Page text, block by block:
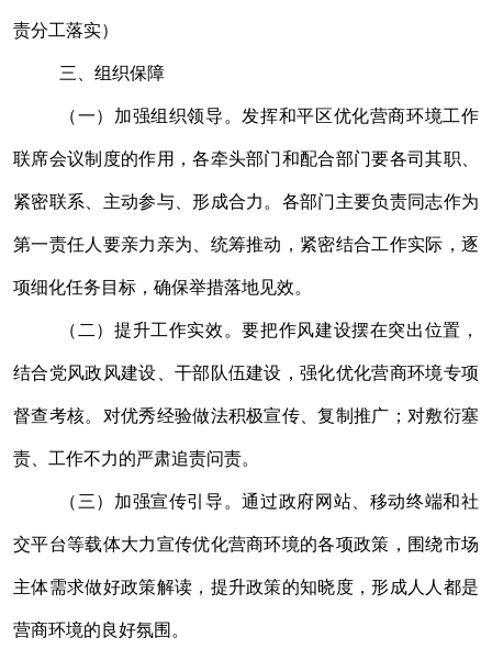
责分工落实）
三、组织保障
（一）加强组织领导。 发挥和平区优化营商环境工作
联席会议制度的作用，各牵头部门和配合部门要各司其职、
紧密联系、主动参与、形成合力。各部门主要负责同志作为
第一责任人要亲力亲为、统筹推动，紧密结合工作实际，逐
项细化任务目标，确保举措落地见效。
（二）提升工作实效。要把作风建设摆在突出位置，
结合党风政风建设、干部队伍建设，强化优化营商环境专项
督查考核。对优秀经验做法积极宣传、复制推广；对敷衍塞
责、工作不力的严肃追责问责。
（三）加强宣传引导。通过政府网站、移动终端和社
交平台等载体大力宣传优化营商环境的各项政策，围绕市场
主体需求做好政策解读，提升政策的知晓度，形成人人都是
营商环境的良好氛围。